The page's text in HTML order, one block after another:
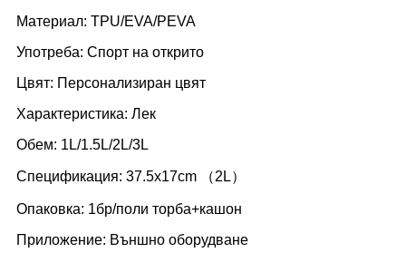
Материал: TPU/EVA/PEVA
Употреба: Спорт на открито
Цвят: Персонализиран цвят
Характеристика: Лек
Обем: 1L/1.5L/2L/3L
Спецификация: 37.5x17cm （2L）
Опаковка: 1бр/поли торба+кашон
Приложение: Външно оборудване